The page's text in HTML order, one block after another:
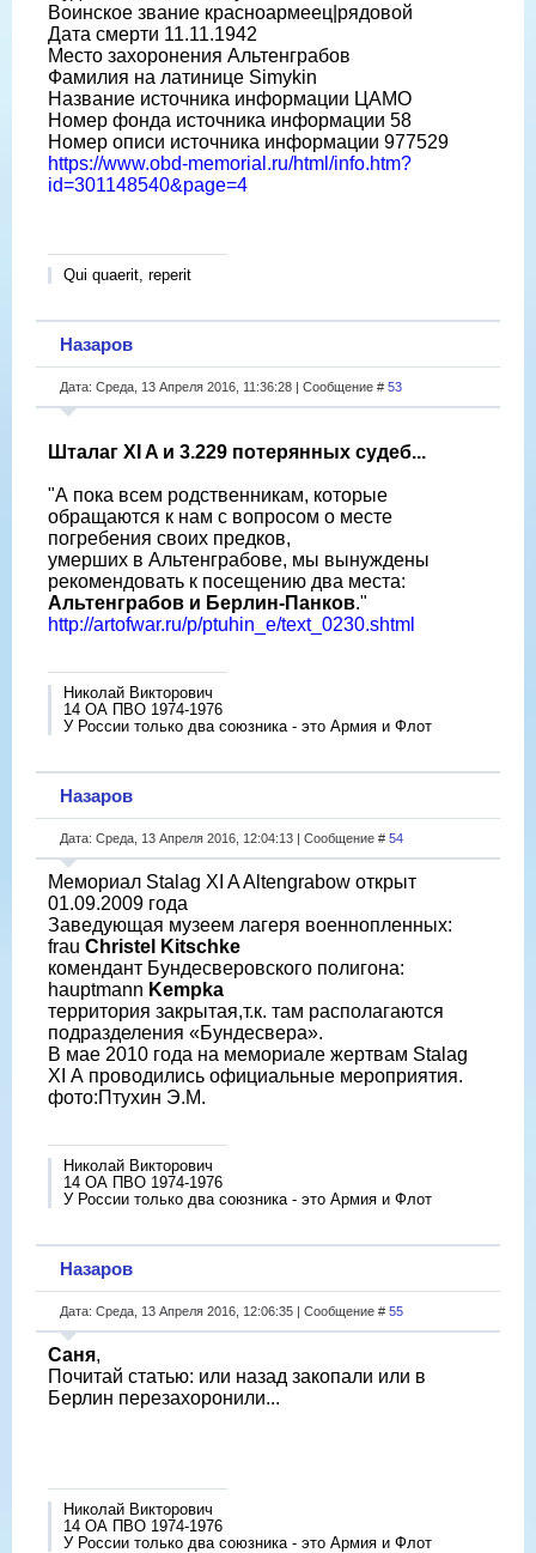
Воинское звание красноармеец|рядовой
Дата смерти 11.11.1942
Место захоронения Альтенграбов
Фамилия на латинице Simykin
Название источника информации ЦАМО
Номер фонда источника информации 58
Номер описи источника информации 977529
https://www.obd-memorial.ru/html/info.htm?
id=301148540&page=4
Qui quaerit, reperit
Назаров
Дата: Среда, 13 Апреля 2016, 11:36:28 | Сообщение # 53
Шталаг XI A и 3.229 потерянных судеб...
"А пока всем родственникам, которые
обращаются к нам с вопросом о месте
погребения своих предков,
умерших в Альтенграбове, мы вынуждены
рекомендовать к посещению два места:
Альтенграбов и Берлин-Панков."
http://artofwar.ru/p/ptuhin_e/text_0230.shtml
Николай Викторович
14 ОА ПВО 1974-1976
У России только два союзника - это Армия и Флот
Назаров
Дата: Среда, 13 Апреля 2016, 12:04:13 | Сообщение # 54
Мемориал Stalag XI A Altengrabow открыт
01.09.2009 года
Заведующая музеем лагеря военнопленных:
frau Christel Kitschke
комендант Бундесверовского полигона:
hauptmann Kempka
территория закрытая,т.к. там располагаются
подразделения «Бундесвера».
В мае 2010 года на мемориале жертвам Stalag
XI А проводились официальные мероприятия.
фото:Птухин Э.М.
Николай Викторович
14 ОА ПВО 1974-1976
У России только два союзника - это Армия и Флот
Назаров
Дата: Среда, 13 Апреля 2016, 12:06:35 | Сообщение # 55
Саня,
Почитай статью: или назад закопали или в
Берлин перезахоронили...
Николай Викторович
14 ОА ПВО 1974-1976
У России только два союзника - это Армия и Флот